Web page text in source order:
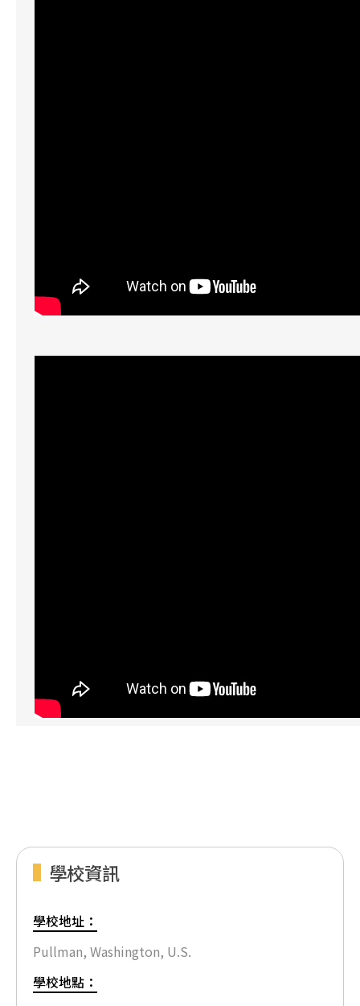
學校資訊
學校地址：
Pullman, Washington, U.S.
學校地點：